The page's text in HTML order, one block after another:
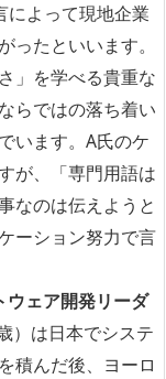
によって現地企業
ったといいます。
」を学べる貴重な
らではの落ち着い
います。A氏のケ
が、「専門用語は
なのは伝えようと
ーション努力で言
ウェア開発リーダ
）は日本でシステ
積んだ後、ヨーロ